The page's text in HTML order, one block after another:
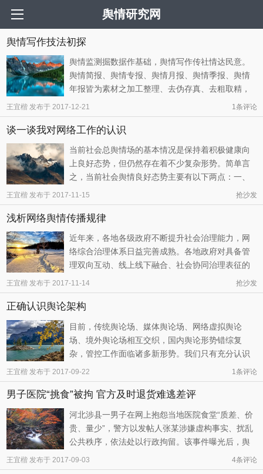
舆情研究网
舆情写作技法初探
舆情监测掘数据作基础，舆情写作传社情达民意。
舆情简报、舆情专报、舆情月报、舆情季报、舆情
年报皆为素材之加工整理、去伪存真、去粗取精，
以便政府主管部门决策参考。舆情文体如何选择？
依据舆情事件传播态势、影响范围大小考量。文本
写作如何运思？下面我们就来探讨各类舆情文体的
王宜楷发布于 2017-12-21 1条评论
谈一谈我对网络工作的认识
当前社会总舆情场的基本情况是保持着积极健康向
上良好态势，但仍然存在着不少复杂形势。简单言
之，当前社会舆情良好态势主要有以下两点：一、
国内：推进体制改革、文化建设，坚持反腐节俭，
保障和改善民生的许多政策措施逐步落实，加快转
变经济发展方式，促进国民经济持续平稳较快发
销高铁、创设亚投行，积极开展全方位外交，妥善
处理与地区、主要大国之间的复杂关系。
王宜楷发布于 2017-11-15 抢沙发
浅析网络舆情传播规律
近年来，各地各级政府不断提升社会治理能力，网
络综合治理体系日益完善成熟。各地政府对具备管
理双向互动、线上线下融合、社会协同治理表征的
网络社会治理模式概括总结，提出了多种理论并对
其进行解读，如网络问政、网络为政、网络议政、
网络理政，这类表象不同的“新概念”，内核却并没有
王宜楷发布于 2017-11-14 抢沙发
正确认识舆论架构
目前，传统舆论场、媒体舆论场、网络虚拟舆论
场、境外舆论场相互交织，国内舆论形势错综复
杂，管控工作面临诸多新形势。我们只有充分认识
舆论立体架构，厘清舆论场之间的相互作用关系，
才能做到有的放矢，把握正确舆论导向。
王宜楷发布于 2017-09-22 1条评论
男子医院“挑食”被拘 官方及时退货难逃差评
河北涉县一男子在网上抱怨当地医院食堂“质差、价
贵、量少”，警方以发帖人张某涉嫌虚构事实、扰乱
公共秩序，依法处以行政拘留。该事件曝光后，舆
论一片哗然。邯郸市公安局立即责令涉县公安局对
本案的“事实、证据和法律适用”进行重新审核。
王宜楷发布于 2017-09-03 4条评论